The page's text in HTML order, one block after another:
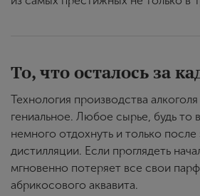
То, что осталось за
Технология производства
гениальное. Любое сырье, будь то
немного отдохнуть и только
дистилляции. Если проглядеть
мгновенно потеряет все свои
абрикосового аквавита.